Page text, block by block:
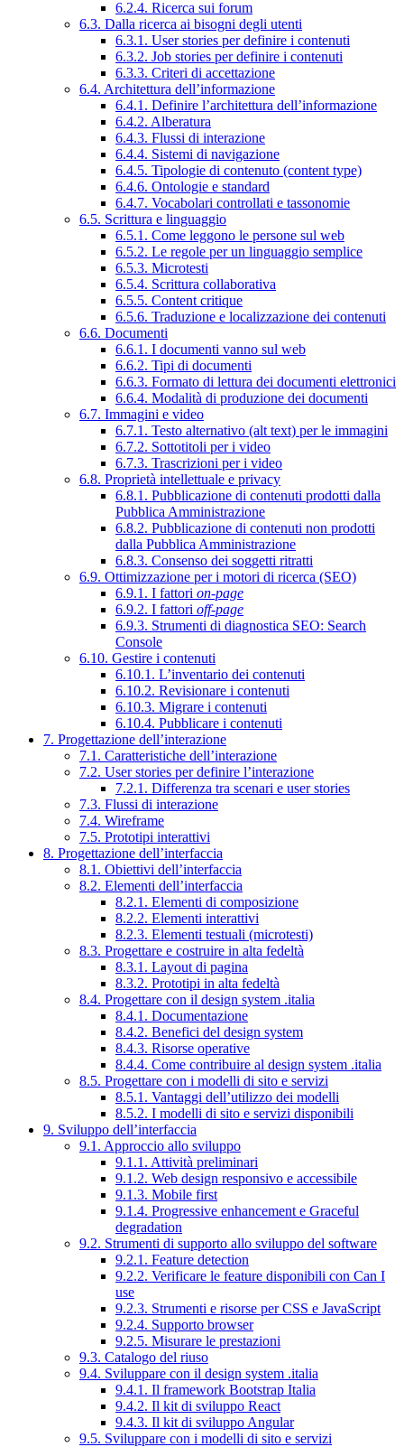
6.2.4. Ricerca sui forum
6.3. Dalla ricerca ai bisogni degli utenti
6.3.1. User stories per definire i contenuti
6.3.2. Job stories per definire i contenuti
6.3.3. Criteri di accettazione
6.4. Architettura dell’informazione
6.4.1. Definire l’architettura dell’informazione
6.4.2. Alberatura
6.4.3. Flussi di interazione
6.4.4. Sistemi di navigazione
6.4.5. Tipologie di contenuto (content type)
6.4.6. Ontologie e standard
6.4.7. Vocabolari controllati e tassonomie
6.5. Scrittura e linguaggio
6.5.1. Come leggono le persone sul web
6.5.2. Le regole per un linguaggio semplice
6.5.3. Microtesti
6.5.4. Scrittura collaborativa
6.5.5. Content critique
6.5.6. Traduzione e localizzazione dei contenuti
6.6. Documenti
6.6.1. I documenti vanno sul web
6.6.2. Tipi di documenti
6.6.3. Formato di lettura dei documenti elettronici
6.6.4. Modalità di produzione dei documenti
6.7. Immagini e video
6.7.1. Testo alternativo (alt text) per le immagini
6.7.2. Sottotitoli per i video
6.7.3. Trascrizioni per i video
6.8. Proprietà intellettuale e privacy
6.8.1. Pubblicazione di contenuti prodotti dalla
Pubblica Amministrazione
6.8.2. Pubblicazione di contenuti non prodotti
dalla Pubblica Amministrazione
6.8.3. Consenso dei soggetti ritratti
6.9. Ottimizzazione per i motori di ricerca (SEO)
6.9.1. I fattori on-page
6.9.2. I fattori off-page
6.9.3. Strumenti di diagnostica SEO: Search
Console
6.10. Gestire i contenuti
6.10.1. L’inventario dei contenuti
6.10.2. Revisionare i contenuti
6.10.3. Migrare i contenuti
6.10.4. Pubblicare i contenuti
7. Progettazione dell’interazione
7.1. Caratteristiche dell’interazione
7.2. User stories per definire l’interazione
7.2.1. Differenza tra scenari e user stories
7.3. Flussi di interazione
7.4. Wireframe
7.5. Prototipi interattivi
8. Progettazione dell’interfaccia
8.1. Obiettivi dell’interfaccia
8.2. Elementi dell’interfaccia
8.2.1. Elementi di composizione
8.2.2. Elementi interattivi
8.2.3. Elementi testuali (microtesti)
8.3. Progettare e costruire in alta fedeltà
8.3.1. Layout di pagina
8.3.2. Prototipi in alta fedeltà
8.4. Progettare con il design system .italia
8.4.1. Documentazione
8.4.2. Benefici del design system
8.4.3. Risorse operative
8.4.4. Come contribuire al design system .italia
8.5. Progettare con i modelli di sito e servizi
8.5.1. Vantaggi dell’utilizzo dei modelli
8.5.2. I modelli di sito e servizi disponibili
9. Sviluppo dell’interfaccia
9.1. Approccio allo sviluppo
9.1.1. Attività preliminari
9.1.2. Web design responsivo e accessibile
9.1.3. Mobile first
9.1.4. Progressive enhancement e Graceful
degradation
9.2. Strumenti di supporto allo sviluppo del software
9.2.1. Feature detection
9.2.2. Verificare le feature disponibili con Can I
use
9.2.3. Strumenti e risorse per CSS e JavaScript
9.2.4. Supporto browser
9.2.5. Misurare le prestazioni
9.3. Catalogo del riuso
9.4. Sviluppare con il design system .italia
9.4.1. Il framework Bootstrap Italia
9.4.2. Il kit di sviluppo React
9.4.3. Il kit di sviluppo Angular
9.5. Sviluppare con i modelli di sito e servizi